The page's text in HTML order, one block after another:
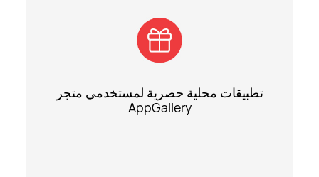
تطبيقات محلية حصرية لمستخدمي متجر
AppGallery